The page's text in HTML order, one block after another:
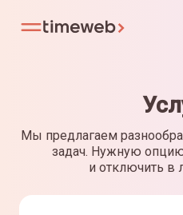
Мы предлагаем
задач. Нужную
и отключить в